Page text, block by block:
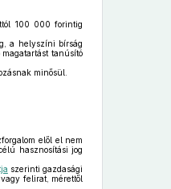
100 000 forintig
a helyszíni bírság
tanúsító
minősül.
elől el nem
hasznosítási jog
szerinti gazdasági
felirat, mérettől